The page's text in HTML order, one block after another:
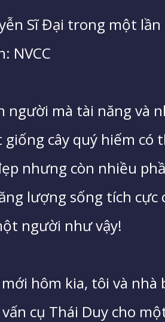
Sĩ Đại trong một
NVCC
người mà tài năng và
cây quý hiếm có
nhưng còn nhiều
lượng sống tích cực
người như vậy!
hôm kia, tôi và nhà
cụ Thái Duy cho